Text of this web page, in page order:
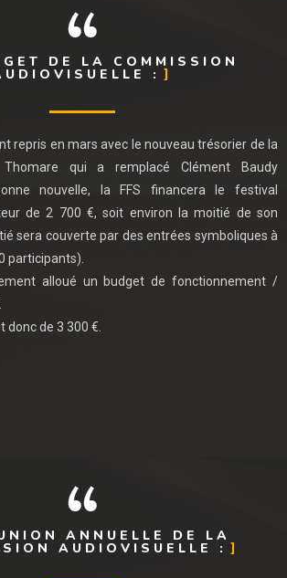
DE LA COMMISSION
:
repris en mars avec le nouveau trésorier de la
qui a remplacé Clément Baudy
nouvelle, la FFS financera le festival
de 2 700 €, soit environ la moitié de son
sera couverte par des entrées symboliques à
participants).
alloué un budget de fonctionnement /
de 3 300 €.
ANNUELLE DE LA
AUDIOVISUELLE :